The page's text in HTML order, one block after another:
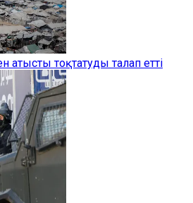
атысты тоқтатуды талап етті